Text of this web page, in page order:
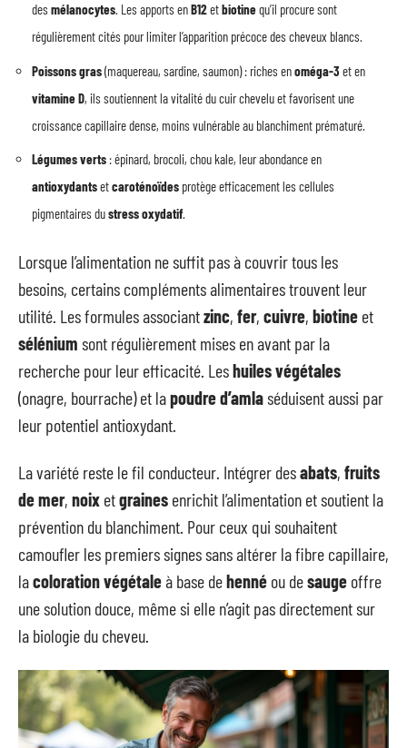
des mélanocytes. Les apports enB12etbiotinequ’il procure sont
régulièrement cités pour limiter l’apparition précoce des cheveux blancs.
Poissons gras(maquereau, sardine, saumon) : riches enoméga-3 et en
vitamine D, ils soutiennent la vitalité du cuir chevelu et favorisent une
croissance capillaire dense, moins vulnérable au blanchiment prématuré.
Légumes verts : épinard, brocoli, chou kale, leur abondance en
antioxydantsetcaroténoïdes protège efficacement les cellules
pigmentaires dustress oxydatif.
Lorsque l’alimentation ne suffit pas à couvrir tous les
besoins, certains compléments alimentaires trouvent leur
utilité. Les formules associantzinc, fer, cuivre, biotine et
sélénium sont régulièrement mises en avant par la
recherche pour leur efficacité. Leshuiles végétales
(onagre, bourrache) et lapoudre d’amlaséduisent aussi par
leur potentiel antioxydant.
La variété reste le fil conducteur. Intégrer desabats, fruits
de mer, noix etgraines enrichit l’alimentation et soutient la
prévention du blanchiment. Pour ceux qui souhaitent
camoufler les premiers signes sans altérer la fibre capillaire,
lacoloration végétaleà base dehenné ou desauge offre
une solution douce, même si elle n’agit pas directement sur
la biologie du cheveu.